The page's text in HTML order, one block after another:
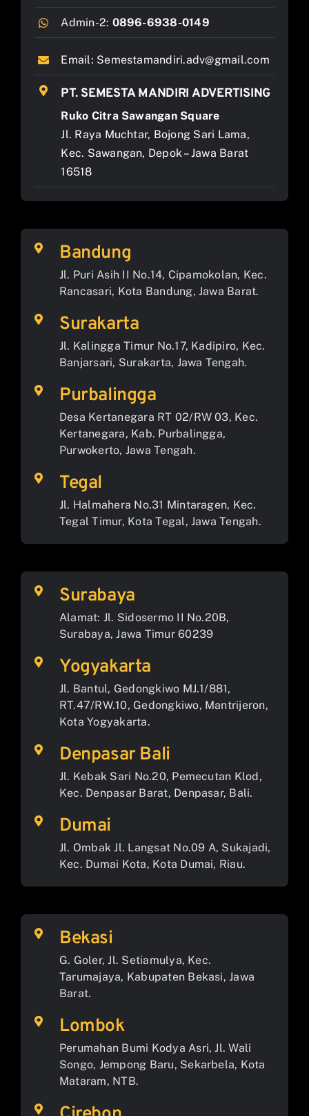
Admin-2: 0896-6938-0149
Email: Semestamandiri.adv@gmail.com
PT. SEMESTA MANDIRI ADVERTISING
Ruko Citra Sawangan Square
Jl. Raya Muchtar, Bojong Sari Lama,
Kec. Sawangan, Depok – Jawa Barat
16518
Bandung
Jl. Puri Asih II No.14, Cipamokolan, Kec.
Rancasari, Kota Bandung, Jawa Barat.
Surakarta
Jl. Kalingga Timur No.17, Kadipiro, Kec.
Banjarsari, Surakarta, Jawa Tengah.
Purbalingga
Desa Kertanegara RT 02/RW 03, Kec.
Kertanegara, Kab. Purbalingga,
Purwokerto, Jawa Tengah.
Tegal
Jl. Halmahera No.31 Mintaragen, Kec.
Tegal Timur, Kota Tegal, Jawa Tengah.
Surabaya
Alamat: Jl. Sidosermo II No.20B,
Surabaya, Jawa Timur 60239
Yogyakarta
Jl. Bantul, Gedongkiwo MJ.1/881,
RT.47/RW.10, Gedongkiwo, Mantrijeron,
Kota Yogyakarta.
Denpasar Bali
Jl. Kebak Sari No.20, Pemecutan Klod,
Kec. Denpasar Barat, Denpasar, Bali.
Dumai
Jl. Ombak Jl. Langsat No.09 A, Sukajadi,
Kec. Dumai Kota, Kota Dumai, Riau.
Bekasi
G. Goler, Jl. Setiamulya, Kec.
Tarumajaya, Kabupaten Bekasi, Jawa
Barat.
Lombok
Perumahan Bumi Kodya Asri, Jl. Wali
Songo, Jempong Baru, Sekarbela, Kota
Mataram, NTB.